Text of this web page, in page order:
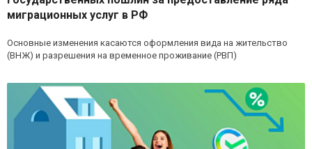
миграционных услуг в РФ
Основные изменения касаются оформления вида на жительство
(ВНЖ) и разрешения на временное проживание (РВП)